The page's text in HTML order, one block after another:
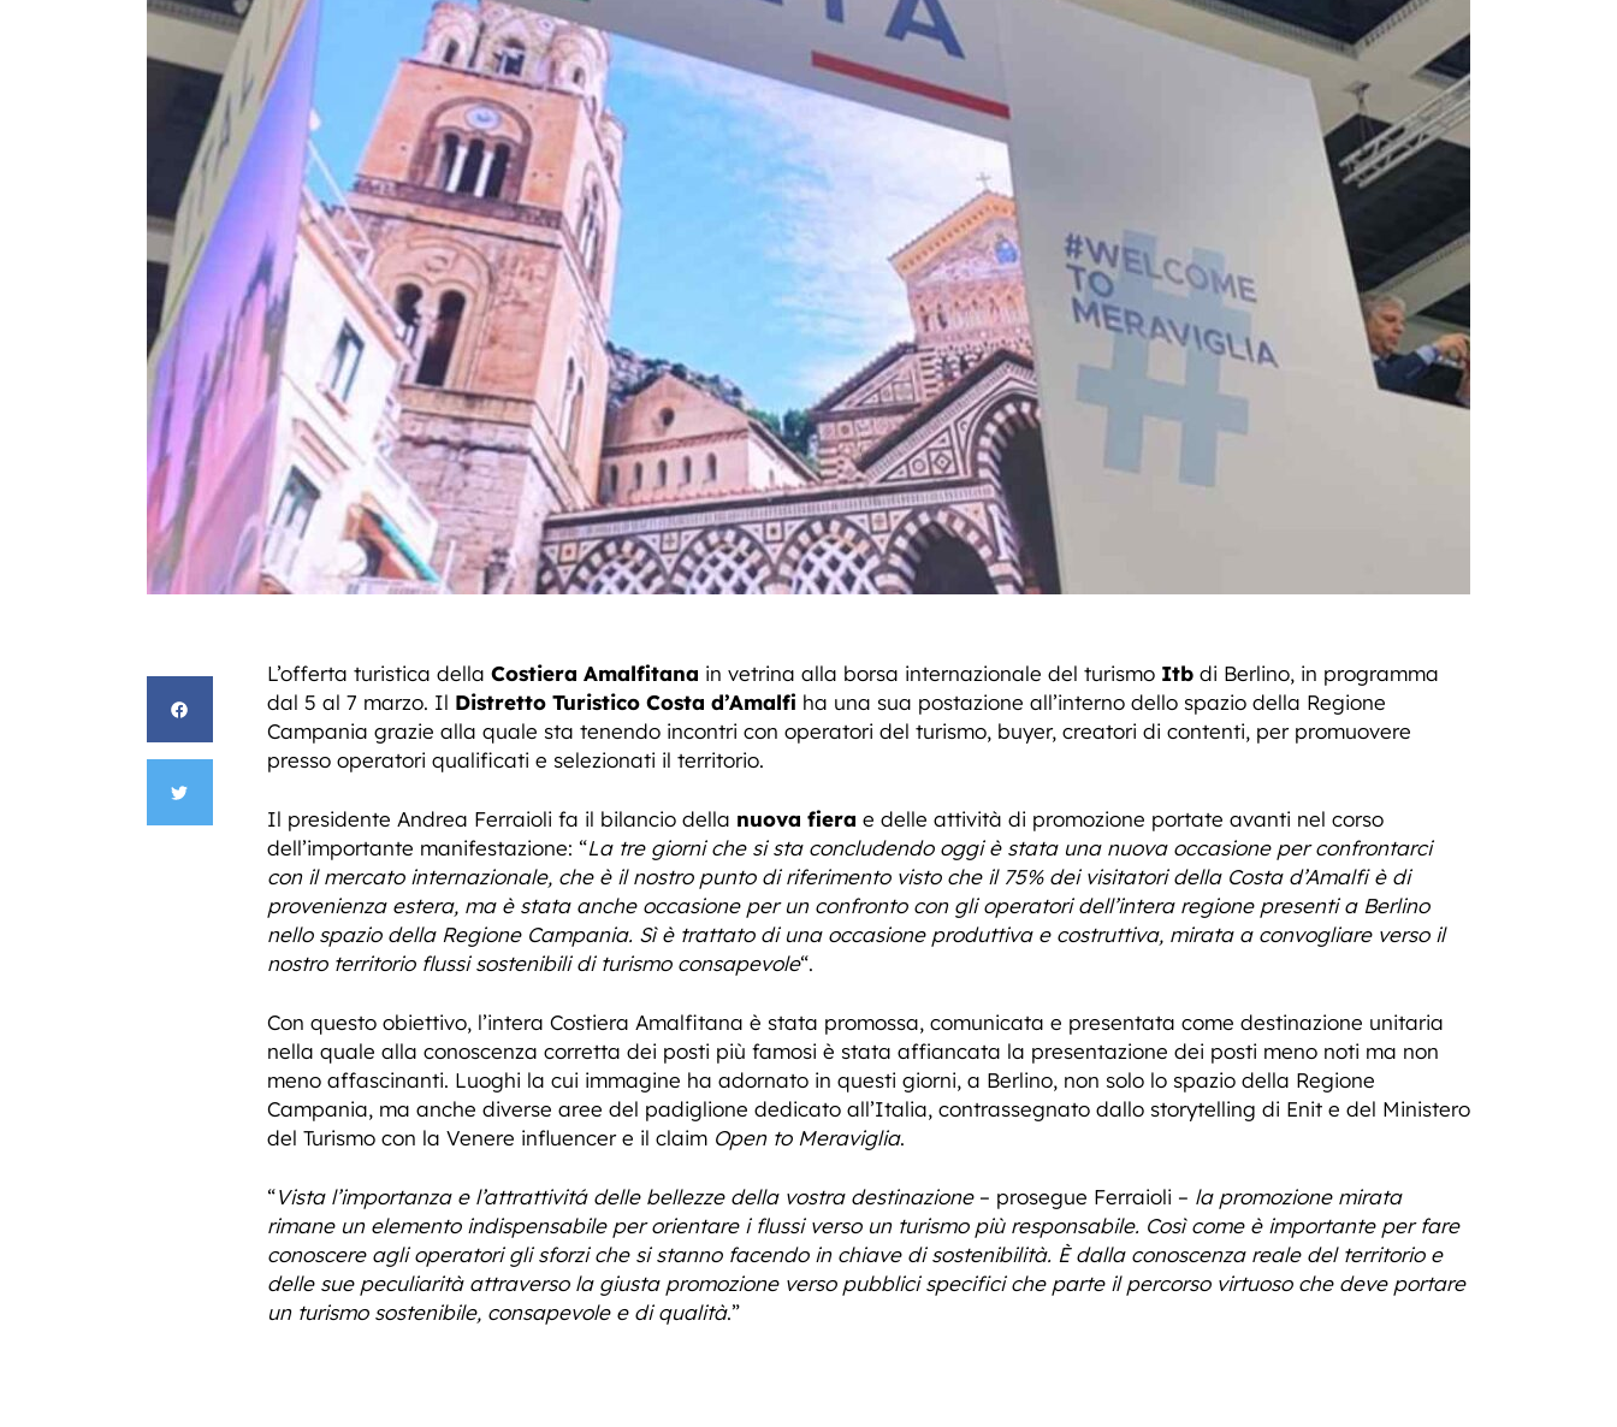
L’offerta turistica della Costiera Amalfitana in vetrina alla borsa internazionale del turismo Itb di Berlino, in programma
dal 5 al 7 marzo. Il Distretto Turistico Costa d’Amalfi ha una sua postazione all’interno dello spazio della Regione
Campania grazie alla quale sta tenendo incontri con operatori del turismo, buyer, creatori di contenti, per promuovere
presso operatori qualificati e selezionati il territorio.
Il presidente Andrea Ferraioli fa il bilancio della nuova fiera e delle attività di promozione portate avanti nel corso
dell’importante manifestazione: “La tre giorni che si sta concludendo oggi è stata una nuova occasione per confrontarci
con il mercato internazionale, che è il nostro punto di riferimento visto che il 75% dei visitatori della Costa d’Amalfi è di
provenienza estera, ma è stata anche occasione per un confronto con gli operatori dell’intera regione presenti a Berlino
nello spazio della Regione Campania. Sì è trattato di una occasione produttiva e costruttiva, mirata a convogliare verso il
nostro territorio flussi sostenibili di turismo consapevole“.
Con questo obiettivo, l’intera Costiera Amalfitana è stata promossa, comunicata e presentata come destinazione unitaria
nella quale alla conoscenza corretta dei posti più famosi è stata affiancata la presentazione dei posti meno noti ma non
meno affascinanti. Luoghi la cui immagine ha adornato in questi giorni, a Berlino, non solo lo spazio della Regione
Campania, ma anche diverse aree del padiglione dedicato all’Italia, contrassegnato dallo storytelling di Enit e del Ministero
del Turismo con la Venere influencer e il claim Open to Meraviglia.
“Vista l’importanza e l’attrattivitá delle bellezze della vostra destinazione– prosegue Ferraioli – la promozione mirata
rimane un elemento indispensabile per orientare i flussi verso un turismo più responsabile. Così come è importante per fare
conoscere agli operatori gli sforzi che si stanno facendo in chiave di sostenibilità. È dalla conoscenza reale del territorio e
delle sue peculiarità attraverso la giusta promozione verso pubblici specifici che parte il percorso virtuoso che deve portare
un turismo sostenibile, consapevole e di qualità.”